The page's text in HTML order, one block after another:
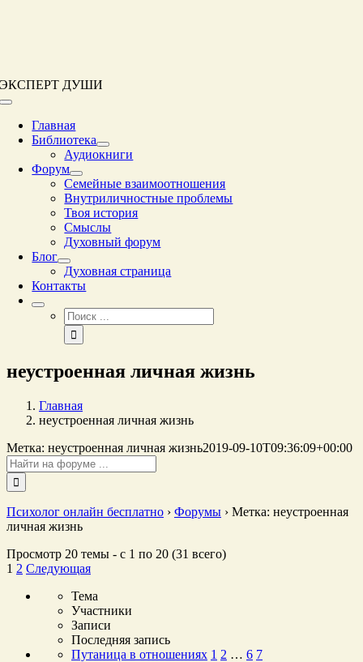
ЭКСПЕРТ ДУШИ
Переключение
навигацииГлавная
Библиотека
Аудиокниги
Форум
Семейные взаимоотношения
Внутриличностные проблемы
Твоя история
Смыслы
Духовный форум
Блог
Духовная страница
Контакты
Результат
поиска:
неустроенная личная жизнь
Главная
неустроенная личная жизнь
Метка: неустроенная личная жизнь2019-09-10T09:36:09+00:00
Поиск:
Психолог онлайн бесплатно › Форумы › Метка: неустроенная
личная жизнь
Просмотр 20 темы - с 1 по 20 (31 всего)
1 2 Следующая
Тема
Участники
Записи
Последняя запись
Путаница в отношениях 1 2 … 6 7